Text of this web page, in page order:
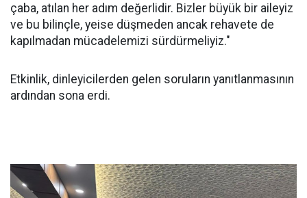
çaba, atılan her adım değerlidir. Bizler büyük bir aileyiz
ve bu bilinçle, yeise düşmeden ancak rehavete de
kapılmadan mücadelemizi sürdürmeliyiz."
Etkinlik, dinleyicilerden gelen soruların yanıtlanmasının
ardından sona erdi.